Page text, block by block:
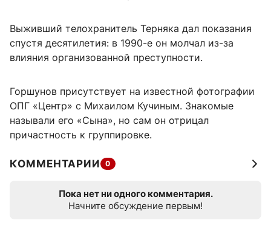
Выживший телохранитель Терняка дал показания
спустя десятилетия: в 1990-е он молчал из-за
влияния организованной преступности.
Горшунов присутствует на известной фотографии
ОПГ «Центр» с Михаилом Кучиным. Знакомые
называли его «Сына», но сам он отрицал
причастность к группировке.
КОММЕНТАРИИ 0
Пока нет ни одного комментария.
Начните обсуждение первым!